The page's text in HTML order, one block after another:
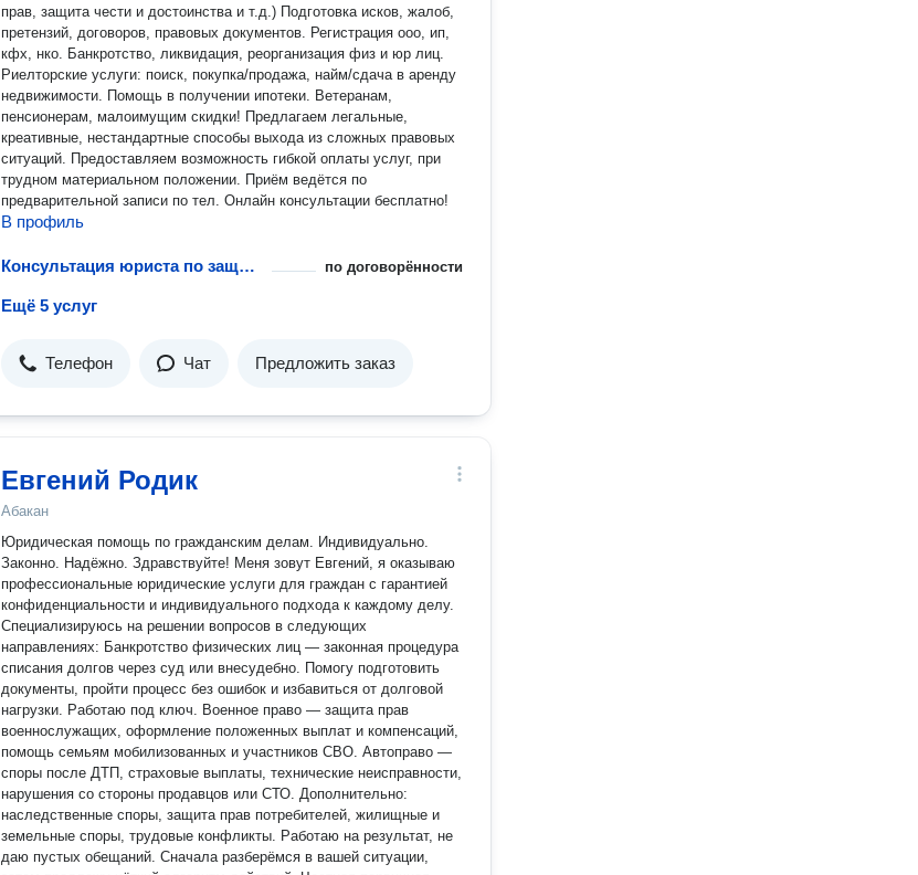
прав, защита чести и достоинства и т.д.) Подготовка исков, жалоб,
претензий, договоров, правовых документов. Регистрация ооо, ип,
кфх, нко. Банкротство, ликвидация, реорганизация физ и юр лиц.
Риелторские услуги: поиск, покупка/продажа, найм/сдача в аренду
недвижимости. Помощь в получении ипотеки. Ветеранам,
пенсионерам, малоимущим скидки! Предлагаем легальные,
креативные, нестандартные способы выхода из сложных правовых
ситуаций. Предоставляем возможность гибкой оплаты услуг, при
трудном материальном положении. Приём ведётся по
предварительной записи по тел. Онлайн консультации бесплатно!
В профиль
Консультация юриста по защите интеллектуальных прав по договорённости
Ещё 5 услуг
Телефон Чат Предложить заказ
Евгений Родик
Абакан
Юридическая помощь по гражданским делам. Индивидуально.
Законно. Надёжно. Здравствуйте! Меня зовут Евгений, я оказываю
профессиональные юридические услуги для граждан с гарантией
конфиденциальности и индивидуального подхода к каждому делу.
Специализируюсь на решении вопросов в следующих
направлениях: Банкротство физических лиц — законная процедура
списания долгов через суд или внесудебно. Помогу подготовить
документы, пройти процесс без ошибок и избавиться от долговой
нагрузки. Работаю под ключ. Военное право — защита прав
военнослужащих, оформление положенных выплат и компенсаций,
помощь семьям мобилизованных и участников СВО. Автоправо —
споры после ДТП, страховые выплаты, технические неисправности,
нарушения со стороны продавцов или СТО. Дополнительно:
наследственные споры, защита прав потребителей, жилищные и
земельные споры, трудовые конфликты. Работаю на результат, не
даю пустых обещаний. Сначала разберёмся в вашей ситуации,